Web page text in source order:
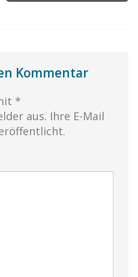
Kommentar
*
aus. Ihre E-Mail